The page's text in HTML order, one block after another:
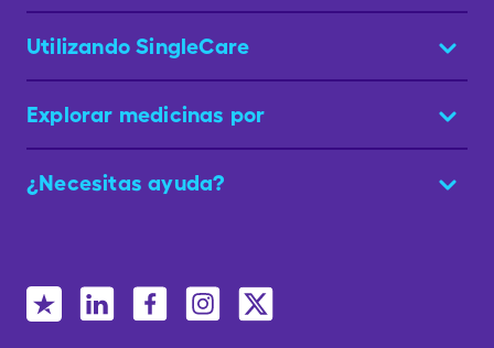
Utilizando SingleCare
Explorar medicinas por
¿Necesitas ayuda?